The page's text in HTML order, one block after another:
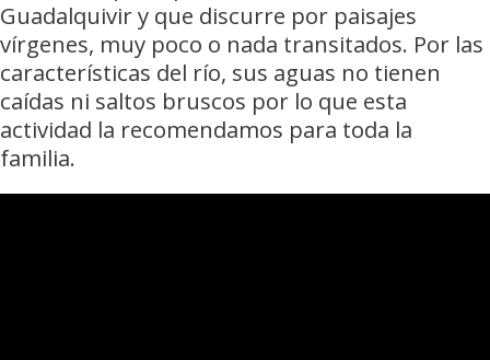
Guadalquivir y que discurre por paisajes
vírgenes, muy poco o nada transitados. Por las
características del río, sus aguas no tienen
caídas ni saltos bruscos por lo que esta
actividad la recomendamos para toda la
familia.